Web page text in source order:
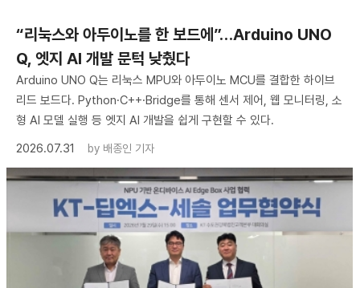
“리눅스와 아두이노를 한 보드에”…Arduino UNO
Q, 엣지 AI 개발 문턱 낮췄다
Arduino UNO Q는 리눅스 MPU와 아두이노 MCU를 결합한 하이브
리드 보드다. Python·C++·Bridge를 통해 센서 제어, 웹 모니터링, 소
형 AI 모델 실행 등 엣지 AI 개발을 쉽게 구현할 수 있다.
2026.07.31
by 배종인 기자